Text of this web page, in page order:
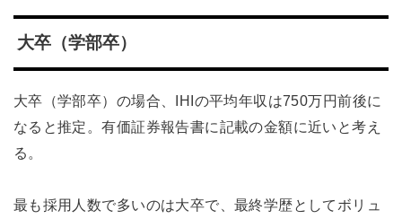
大卒（学部卒）
大卒（学部卒）の場合、IHIの平均年収は750万円前後に
なると推定。有価証券報告書に記載の金額に近いと考え
る。
最も採用人数で多いのは大卒で、最終学歴としてボリュ